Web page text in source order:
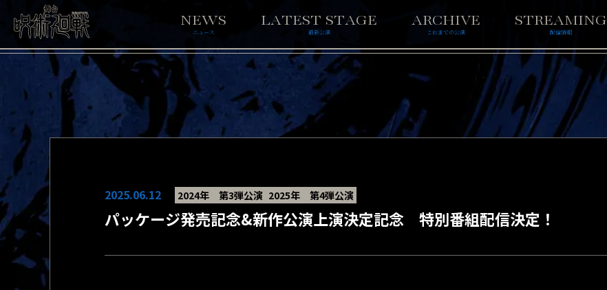
NEWS
ニュース
LATEST STAGE
最新公演
ARCHIVE
これまでの公演
STREAMING
配信情報
2025.06.12 2024年 第3弾公演 2025年 第4弾公演
パッケージ発売記念&新作公演上演決定記念 特別番組配信決定！